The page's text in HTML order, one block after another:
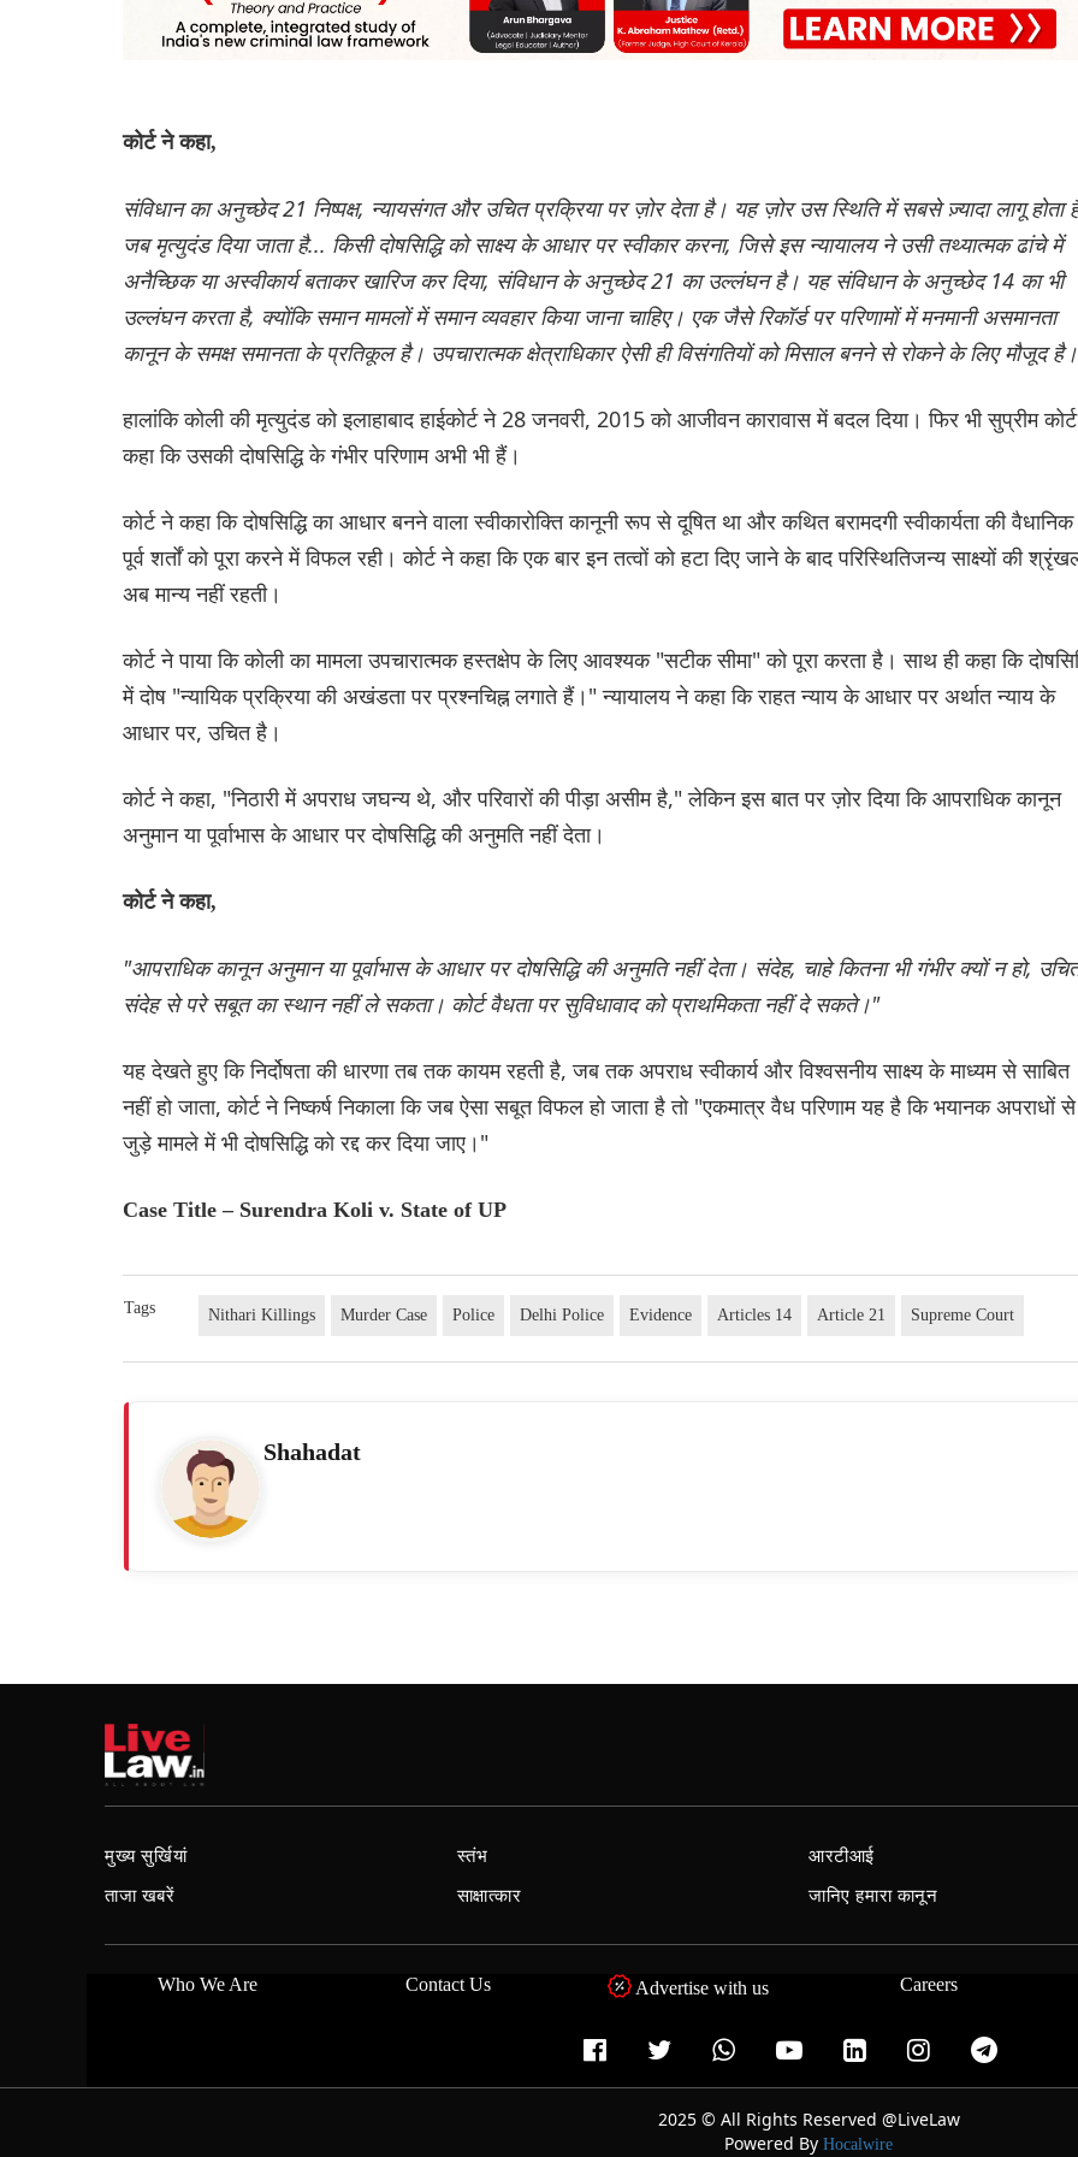
कोर्ट ने कहा,
संविधान का अनुच्छेद 21 निष्पक्ष, न्यायसंगत और उचित प्रक्रिया पर ज़ोर देता है। यह ज़ोर उस स्थिति में सबसे ज़्यादा लागू होता
जब मृत्युदंड दिया जाता है... किसी दोषसिद्धि को साक्ष्य के आधार पर स्वीकार करना, जिसे इस न्यायालय ने उसी तथ्यात्मक ढांचे में
अनैच्छिक या अस्वीकार्य बताकर खारिज कर दिया, संविधान के अनुच्छेद 21 का उल्लंघन है। यह संविधान के अनुच्छेद 14 का भी
उल्लंघन करता है, क्योंकि समान मामलों में समान व्यवहार किया जाना चाहिए। एक जैसे रिकॉर्ड पर परिणामों में मनमानी असमानता
कानून के समक्ष समानता के प्रतिकूल है। उपचारात्मक क्षेत्राधिकार ऐसी ही विसंगतियों को मिसाल बनने से रोकने के लिए मौजूद
हालांकि कोली की मृत्युदंड को इलाहाबाद हाईकोर्ट ने 28 जनवरी, 2015 को आजीवन कारावास में बदल दिया। फिर भी सुप्रीम
कहा कि उसकी दोषसिद्धि के गंभीर परिणाम अभी भी हैं।
कोर्ट ने कहा कि दोषसिद्धि का आधार बनने वाला स्वीकारोक्ति कानूनी रूप से दूषित था और कथित बरामदगी स्वीकार्यता की वैधानिक
पूर्व शर्तों को पूरा करने में विफल रही। कोर्ट ने कहा कि एक बार इन तत्वों को हटा दिए जाने के बाद परिस्थितिजन्य साक्ष्यों की
अब मान्य नहीं रहती।
कोर्ट ने पाया कि कोली का मामला उपचारात्मक हस्तक्षेप के लिए आवश्यक "सटीक सीमा" को पूरा करता है। साथ ही कहा कि
में दोष "न्यायिक प्रक्रिया की अखंडता पर प्रश्नचिह्न लगाते हैं।" न्यायालय ने कहा कि राहत न्याय के आधार पर अर्थात न्याय के
आधार पर, उचित है।
कोर्ट ने कहा, "निठारी में अपराध जघन्य थे, और परिवारों की पीड़ा असीम है," लेकिन इस बात पर ज़ोर दिया कि आपराधिक कानून
अनुमान या पूर्वाभास के आधार पर दोषसिद्धि की अनुमति नहीं देता।
कोर्ट ने कहा,
"आपराधिक कानून अनुमान या पूर्वाभास के आधार पर दोषसिद्धि की अनुमति नहीं देता। संदेह, चाहे कितना भी गंभीर क्यों न हो,
संदेह से परे सबूत का स्थान नहीं ले सकता। कोर्ट वैधता पर सुविधावाद को प्राथमिकता नहीं दे सकते।"
यह देखते हुए कि निर्दोषता की धारणा तब तक कायम रहती है, जब तक अपराध स्वीकार्य और विश्वसनीय साक्ष्य के माध्यम से साबित
नहीं हो जाता, कोर्ट ने निष्कर्ष निकाला कि जब ऐसा सबूत विफल हो जाता है तो "एकमात्र वैध परिणाम यह है कि भयानक अपराधों से
जुड़े मामले में भी दोषसिद्धि को रद्द कर दिया जाए।"
Case Title – Surendra Koli v. State of UP
Tags Nithari Killings Murder Case Police Delhi Police Evidence Articles 14 Article 21 Supreme Court
Shahadat
मुख्य सुर्खियां
ताजा खबरें
स्तंभ
साक्षात्कार
आरटीआई
जानिए हमारा कानून
Who We Are Contact Us Advertise with us Careers
2025 © All Rights Reserved @LiveLaw
Powered By Hocalwire